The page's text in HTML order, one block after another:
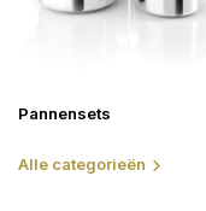
Pannensets
Alle categorieën